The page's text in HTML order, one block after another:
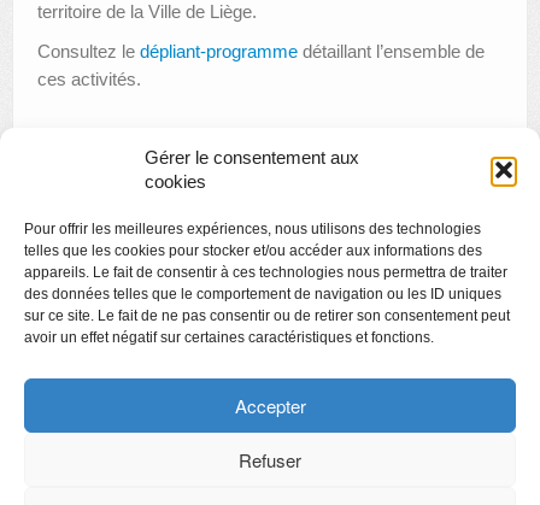
Gérer le consentement aux
cookies
Pour offrir les meilleures expériences, nous utilisons des technologies
telles que les cookies pour stocker et/ou accéder aux informations des
appareils. Le fait de consentir à ces technologies nous permettra de traiter
des données telles que le comportement de navigation ou les ID uniques
sur ce site. Le fait de ne pas consentir ou de retirer son consentement peut
avoir un effet négatif sur certaines caractéristiques et fonctions.
Accepter
Refuser
territoire de la Ville de Liège.
Consultez le dépliant-programme détaillant l’ensemble de
ces activités.
Conférence « Le mobilier Art nouveau dans les collections
Journée en famille « Créer son motif Art nouveau »
Copyright
Politique de confidentialité
Chartes des engagements des opérateurs culturels